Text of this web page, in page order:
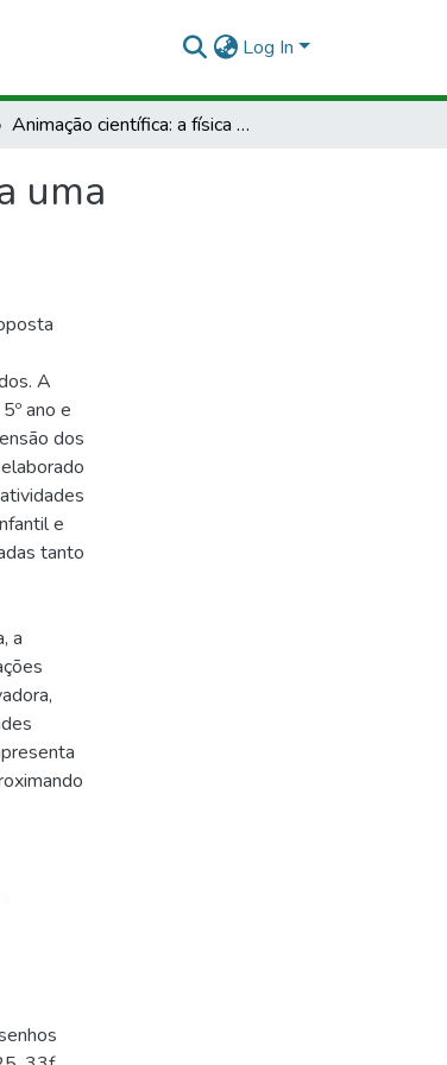
Log In
Animação científica: a física nos desenhos animados para uma aprendizagem surpreendente e empolgante
uma
A
ano e
dos
e
tanto
a